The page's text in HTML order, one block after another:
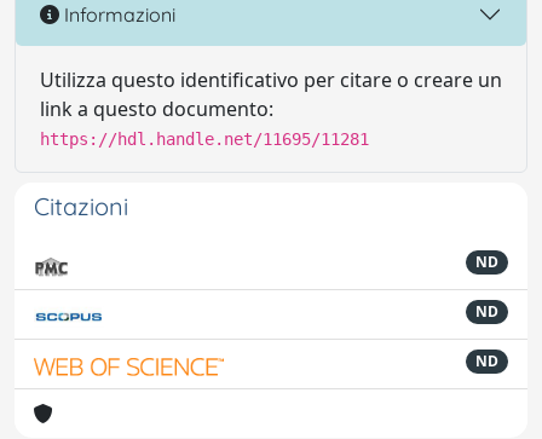
Informazioni
Utilizza questo identificativo per citare o creare un
link a questo documento:
https://hdl.handle.net/11695/11281
Citazioni
ND
ND
ND